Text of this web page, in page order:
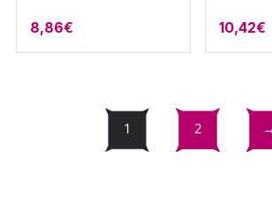
8,86€ 10,42€
1 2 →